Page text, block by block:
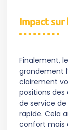
Impact sur
Finalement,
grandement
clairement
positions
de service
rapide. Cela
confort mais